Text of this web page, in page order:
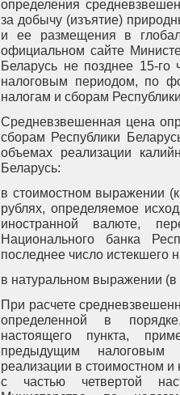
определения
за добычу (изъятие)
и ее размещения в
официальном сайте
Беларусь не позднее 15-
налоговым периодом, по
налогам и сборам
Средневзвешенная цена
сборам Республики
объемах реализации
Беларусь:
в стоимостном выражении
рублях, определяемое
иностранной валюте,
Национального банка
последнее число истекшего
в натуральном выражении
При расчете
определенной в
настоящего пункта,
предыдущим налоговым
реализации в стоимостном
с частью четвертой